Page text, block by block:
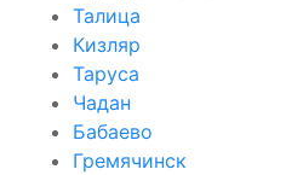
Талица
Кизляр
Таруса
Чадан
Бабаево
Гремячинск